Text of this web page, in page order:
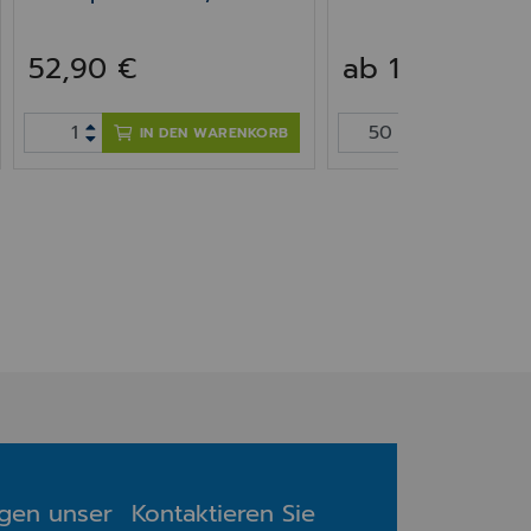
52,90 €
IN DEN WARENKORB
ab 1,05 €
unser Kontaktieren Sie